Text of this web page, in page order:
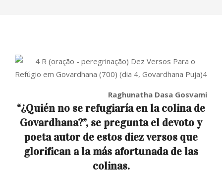
Raghunatha Dasa Gosvami
“¿Quién no se refugiaría en la colina de
Govardhana?”, se pregunta el devoto y
poeta autor de estos diez versos que
glorifican a la más afortunada de las
colinas.